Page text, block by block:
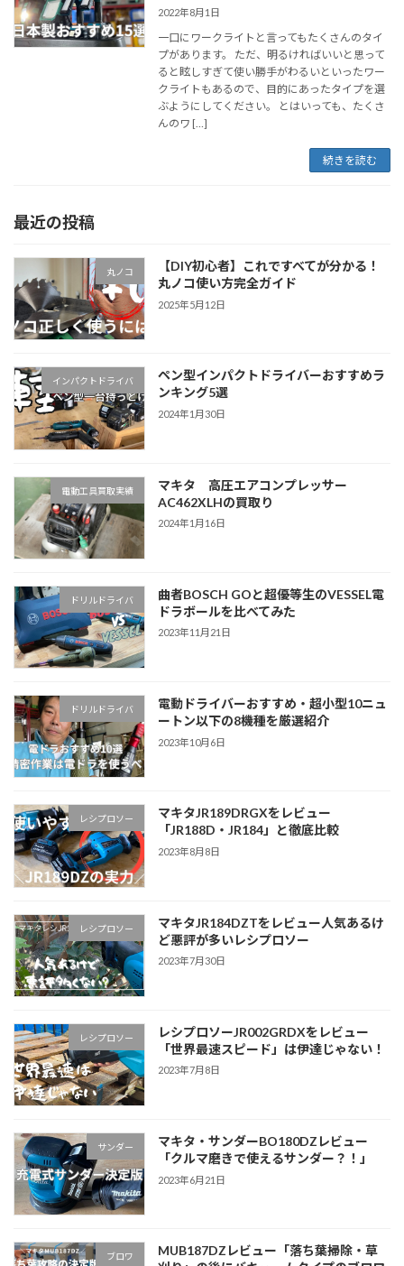
2022年8月1日
一口にワークライトと言ってもたくさんのタイ
プがあります。 ただ、明るければいいと思って
ると眩しすぎて使い勝手がわるいといったワー
クライトもあるので、目的にあったタイプを選
ぶようにしてください。 とはいっても、たくさ
んのワ […]
続きを読む
最近の投稿
丸ノコ
【DIY初心者】これですべてが分かる！
丸ノコ使い方完全ガイド
2025年5月12日
インパクトドライバ
ペン型インパクトドライバーおすすめラ
ンキング5選
2024年1月30日
電動工具買取実績
マキタ 高圧エアコンプレッサー
AC462XLHの買取り
2024年1月16日
ドリルドライバ
曲者BOSCH GOと超優等生のVESSEL電
ドラボールを比べてみた
2023年11月21日
ドリルドライバ
電動ドライバーおすすめ・超小型10ニュ
ートン以下の8機種を厳選紹介
2023年10月6日
レシプロソー
マキタJR189DRGXをレビュー
「JR188D・JR184」と徹底比較
2023年8月8日
レシプロソー
マキタJR184DZTをレビュー人気あるけ
ど悪評が多いレシプロソー
2023年7月30日
レシプロソー
レシプロソーJR002GRDXをレビュー
「世界最速スピード」は伊達じゃない！
2023年7月8日
サンダー
マキタ・サンダーBO180DZレビュー
「クルマ磨きで使えるサンダー？！」
2023年6月21日
ブロワ
MUB187DZレビュー「落ち葉掃除・草